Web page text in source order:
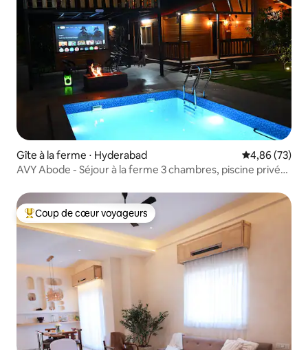
Gîte à la ferme ⋅ Hyderabad Évaluation
4,86 (73)
AVY Abode - Séjour à la ferme 3 chambres, piscine privée
Coups de cœur voyageurs les plus appréciés
Coup de cœur voyageurs